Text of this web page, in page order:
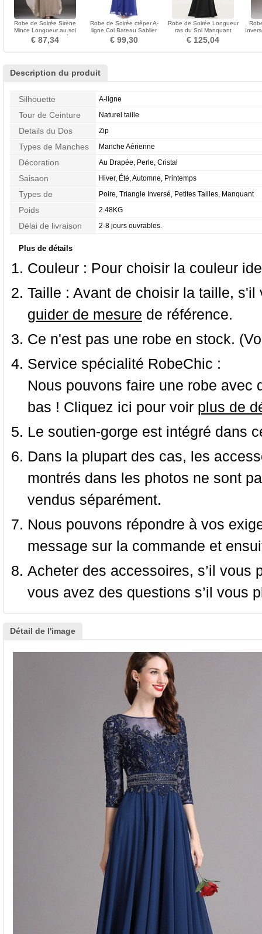
Robe de Soirée Sirène
Mince Longueur au sol
moka Ouverture Latérale
€ 87,34
Robe de Soirée crêper A-
ligne Col Bateau Sablier
Longueur Cheville
€ 99,30
Robe de Soirée Longueur
ras du Sol Manquant
Epurée Au Drapée Satin
€ 125,04
Description du produit
Silhouette A-ligne
Tour de Ceinture Naturel taille
Details du Dos Zip
Types de Manches Manche Aérienne
Décoration Au Drapée, Perle, Cristal
Saisaon Hiver, Été, Automne, Printemps
Types de
Morphologie
Poire, Triangle Inversé, Petites Tailles, Manquant
Poids 2.48KG
Délai de livraison 2-8 jours ouvrables.
Plus de détails
Couleur : Pour choisir la couleur
Taille : Avant de choisir la taille,
guider de mesure de référence.
Ce n'est pas une robe en stock.
Service spécialité RobeChic :
Nous pouvons faire une robe
bas ! Cliquez ici pour voir plus de
Le soutien-gorge est intégré dans
Dans la plupart des cas, les
montrés dans les photos ne sont
vendus séparément.
Nous pouvons répondre à vos
message sur la commande et
Acheter des accessoires, s’il
vous avez des questions s’il vous
Détail de l'image